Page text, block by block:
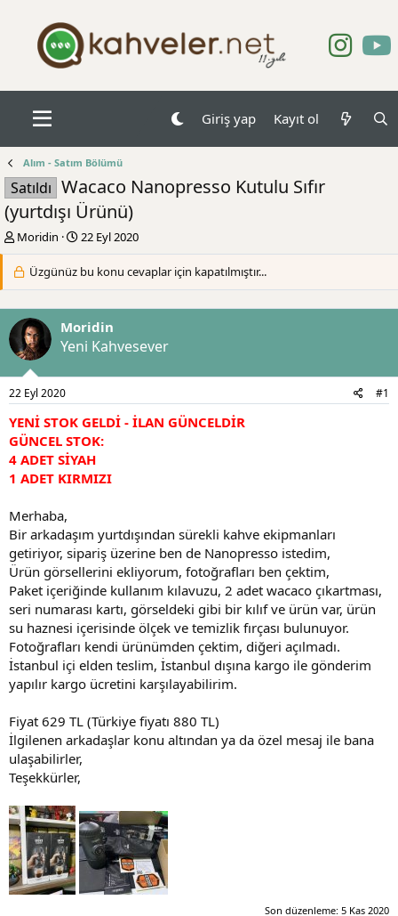
Giriş yap Kayıt ol
Alım - Satım Bölümü
Satıldı Wacaco Nanopresso Kutulu Sıfır
(yurtdışı Ürünü)
K
o
n
y
u
b
ş
l
t
a
n
Moridin
B
a
ş
g
ı
t
h
i
22 Eyl 2020
Üzgünüz bu konu cevaplar için kapatılmıştır...
Moridin
Yeni Kahvesever
22 Eyl 2020 #1
YENİ STOK GELDİ - İLAN GÜNCELDİR
GÜNCEL STOK:
4 ADET SİYAH
1 ADET KIRMIZI
Merhaba,
Bir arkadaşım yurtdışından sürekli kahve ekipmanları
getiriyor, sipariş üzerine ben de Nanopresso istedim,
Ürün görsellerini ekliyorum, fotoğrafları ben çektim,
Paket içeriğinde kullanım kılavuzu, 2 adet wacaco çıkartması,
seri numarası kartı, görseldeki gibi bir kılıf ve ürün var, ürün
su haznesi içerisinde ölçek ve temizlik fırçası bulunuyor.
Fotoğrafları kendi ürünümden çektim, diğeri açılmadı.
İstanbul içi elden teslim, İstanbul dışına kargo ile gönderim
yapılır kargo ücretini karşılayabilirim.
Fiyat 629 TL (Türkiye fiyatı 880 TL)
İlgilenen arkadaşlar konu altından ya da özel mesaj ile bana
ulaşabilirler,
Teşekkürler,
Son düzenleme: 5 Kas 2020